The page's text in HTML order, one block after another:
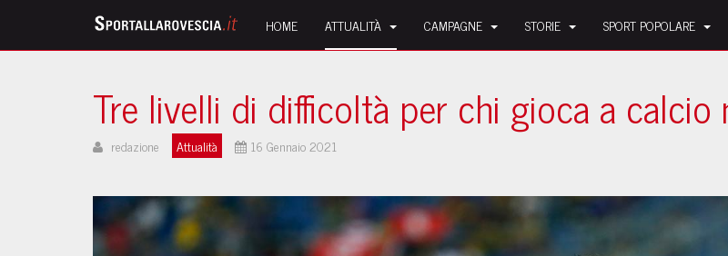
HOME ATTUALITÀ CAMPAGNE STORIE SPORT POPOLARE
Tre livelli di difficoltà per chi gioca a calcio
redazione Attualità 16 Gennaio 2021